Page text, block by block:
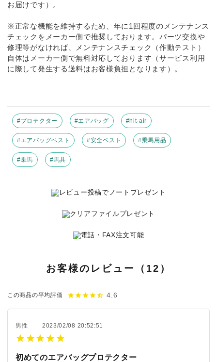
お届けです）。
※正常な機能を維持するため、年に1回程度のメンテナンス
チェックをメーカー側で推奨しております。パーツ交換や
修理等がなければ、メンテナンスチェック（作動テスト）
自体はメーカー側で無料対応しております（サービス利用
に際して発生する送料はお客様負担となります）。
#プロテクター #エアバッグ #hit-air
#エアバッグベスト #安全ベスト #乗馬用品
#乗馬 #馬具
お客様のレビュー（12）
この商品の平均評価 starstarstarstarstar_half 4.6
男性 2023/02/08 20:52:51
初めてのエアバッグプロテクター